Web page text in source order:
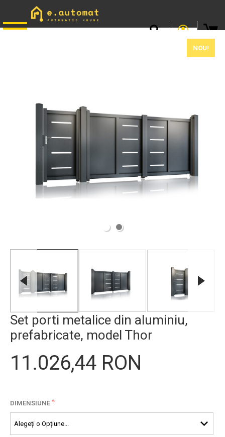
📞0746.301.381· L–V 9–17 · Livrare gratuită peste 500 lei
NOU!
Set porti metalice din aluminiu,
prefabricate, model Thor
11.026,44 RON
*
DIMENSIUNE